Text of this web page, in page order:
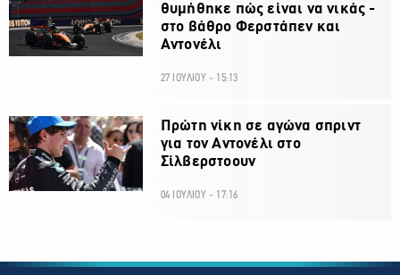
θυμήθηκε πώς είναι να νικάς -
στο βάθρο Φερστάπεν και
Αντονέλι
27 ΙΟΥΛΙΟΥ - 15:13
Πρώτη νίκη σε αγώνα σπριντ
για τον Αντονέλι στο
Σίλβερστοουν
04 ΙΟΥΛΙΟΥ - 17:16